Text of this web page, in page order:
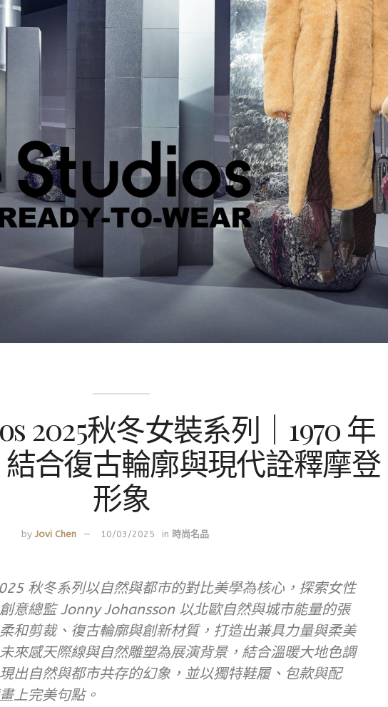
2025秋冬女裝系列｜1970 年
合復古輪廓與現代詮釋摩登
形象
by Jovi Chen 10/03/2025 in 時尚名品
秋冬系列以自然與都市的對比美學為核心，探索女性
意總監 Jonny Johansson 以北歐自然與城市能量的張
和剪裁、復古輪廓與創新材質，打造出兼具力量與柔美
來感天際線與自然雕塑為展演背景，結合溫暖大地色調
出自然與都市共存的幻象，並以獨特鞋履、包款與配
上完美句點。